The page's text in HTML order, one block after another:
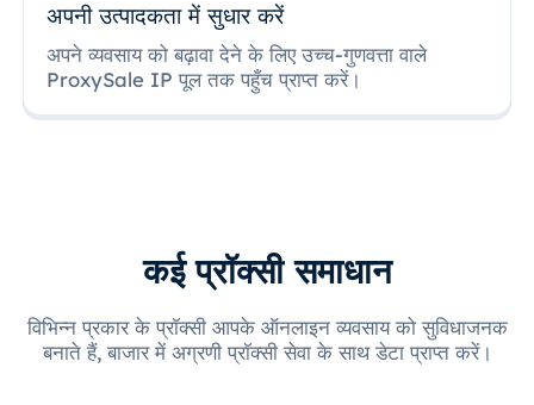
अपनी उत्पादकता में सुधार करें
अपने व्यवसाय को बढ़ावा देने के लिए उच्च-गुणवत्ता वाले
ProxySale IP पूल तक पहुँच प्राप्त करें।
कई प्रॉक्सी समाधान
विभिन्न प्रकार के प्रॉक्सी आपके ऑनलाइन व्यवसाय को सुविधाजनक
बनाते हैं, बाजार में अग्रणी प्रॉक्सी सेवा के साथ डेटा प्राप्त करें।